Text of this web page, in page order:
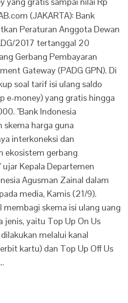
(JAKARTA): Bank
Peraturan Anggota Dewan
2017 tertanggal 20
Gerbang Pembayaran
Gateway (PADG GPN). Di
soal tarif isi ulang saldo
e-money) yang gratis hingga
"Bank Indonesia
skema harga guna
interkoneksi dan
ekosistem gerbang
Kepala Departemen
Agusman Zainal dalam
media, Kamis (21/9).
membagi skema isi ulang uang
jenis, yaitu Top Up On Us
melalui kanal
kartu) dan Top Up Off Us